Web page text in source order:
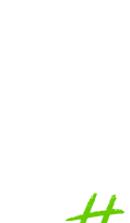
Accueil